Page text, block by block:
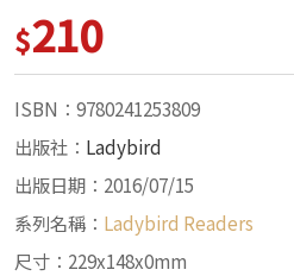
$210
ISBN：9780241253809
出版社： Ladybird
出版日期：2016/07/15
系列名稱： Ladybird Readers
尺寸：229x148x0mm